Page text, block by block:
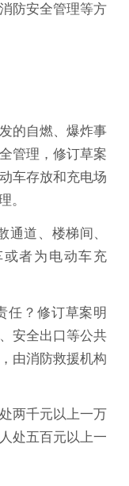
防安全管理等方
的自燃、爆炸事
管理，修订草案
车存放和充电场
。
通道、楼梯间、
者为电动车充
任？修订草案明
安全出口等公共
由消防救援机构
两千元以上一万
处五百元以上一